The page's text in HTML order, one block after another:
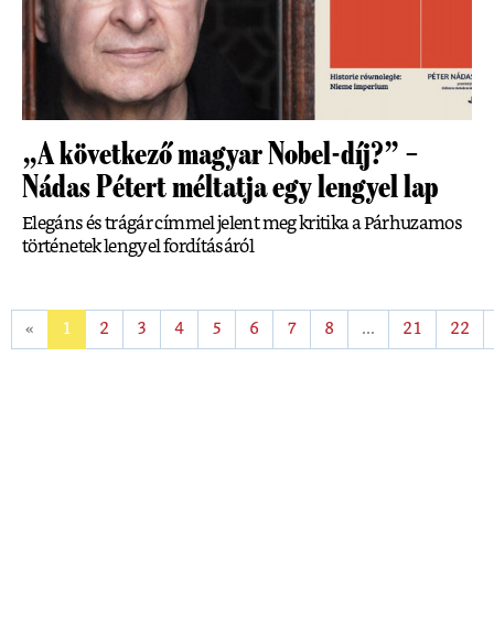
„A következő magyar Nobel-díj?” –
Nádas Pétert méltatja egy lengyel lap
Elegáns és trágár címmel jelent meg kritika a Párhuzamos
történetek lengyel fordításáról
« 1 2 3 4 5 6 7 8 ... 21 22